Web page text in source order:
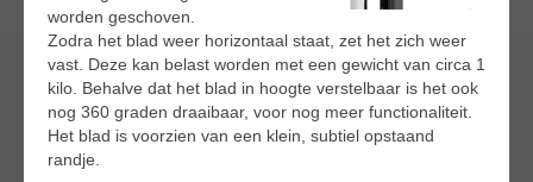
worden geschoven.
Zodra het blad weer horizontaal staat, zet het zich weer
vast. Deze kan belast worden met een gewicht van circa 1
kilo. Behalve dat het blad in hoogte verstelbaar is het ook
nog 360 graden draaibaar, voor nog meer functionaliteit.
Het blad is voorzien van een klein, subtiel opstaand
randje.